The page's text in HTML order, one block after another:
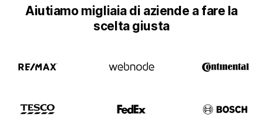
Aiutiamo migliaia di aziende a fare la
scelta giusta